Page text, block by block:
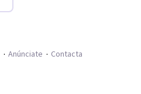
Anúnciate Contacta